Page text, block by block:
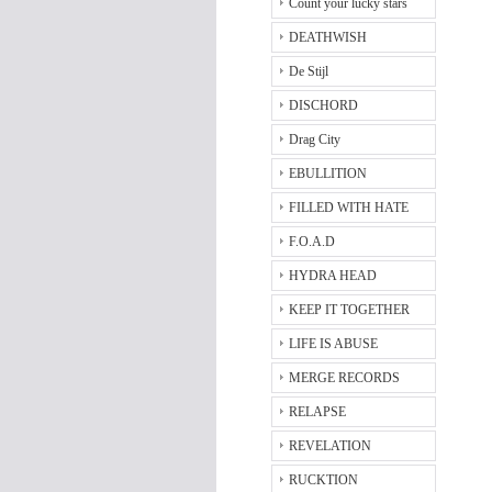
Count your lucky stars
DEATHWISH
De Stijl
DISCHORD
Drag City
EBULLITION
FILLED WITH HATE
F.O.A.D
HYDRA HEAD
KEEP IT TOGETHER
LIFE IS ABUSE
MERGE RECORDS
RELAPSE
REVELATION
RUCKTION